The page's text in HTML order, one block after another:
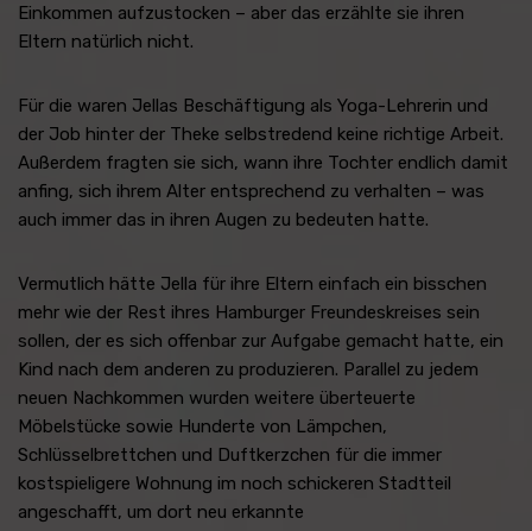
Einkommen aufzustocken – aber das erzählte sie ihren
Eltern natürlich nicht.
Für die waren Jellas Beschäftigung als Yoga-Lehrerin und
der Job hinter der Theke selbstredend keine richtige Arbeit.
Außerdem fragten sie sich, wann ihre Tochter endlich damit
anfing, sich ihrem Alter entsprechend zu verhalten – was
auch immer das in ihren Augen zu bedeuten hatte.
Vermutlich hätte Jella für ihre Eltern einfach ein bisschen
mehr wie der Rest ihres Hamburger Freundeskreises sein
sollen, der es sich offenbar zur Aufgabe gemacht hatte, ein
Kind nach dem anderen zu produzieren. Parallel zu jedem
neuen Nachkommen wurden weitere überteuerte
Möbelstücke sowie Hunderte von Lämpchen,
Schlüsselbrettchen und Duftkerzchen für die immer
kostspieligere Wohnung im noch schickeren Stadtteil
angeschafft, um dort neu erkannte